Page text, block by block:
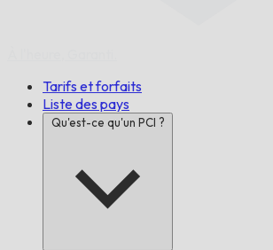
Tarifs et forfaits
Liste des pays
Qu'est-ce qu'un PCI ?